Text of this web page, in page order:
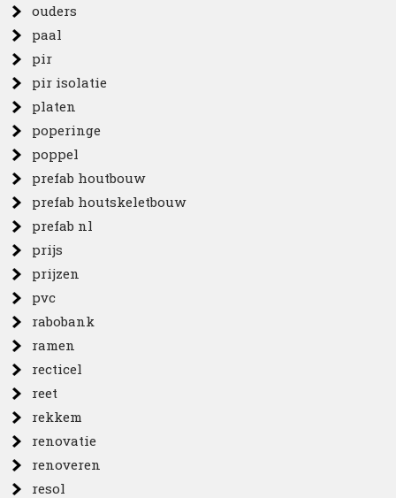
ouders
paal
pir
pir isolatie
platen
poperinge
poppel
prefab houtbouw
prefab houtskeletbouw
prefab nl
prijs
prijzen
pvc
rabobank
ramen
recticel
reet
rekkem
renovatie
renoveren
resol